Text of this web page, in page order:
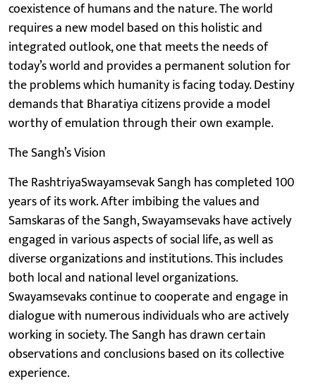
coexistence of humans and the nature. The world
requires a new model based on this holistic and
integrated outlook, one that meets the needs of
today’s world and provides a permanent solution for
the problems which humanity is facing today. Destiny
demands that Bharatiya citizens provide a model
worthy of emulation through their own example.
The Sangh’s Vision
The RashtriyaSwayamsevak Sangh has completed 100
years of its work. After imbibing the values and
Samskaras of the Sangh, Swayamsevaks have actively
engaged in various aspects of social life, as well as
diverse organizations and institutions. This includes
both local and national level organizations.
Swayamsevaks continue to cooperate and engage in
dialogue with numerous individuals who are actively
working in society. The Sangh has drawn certain
observations and conclusions based on its collective
experience.